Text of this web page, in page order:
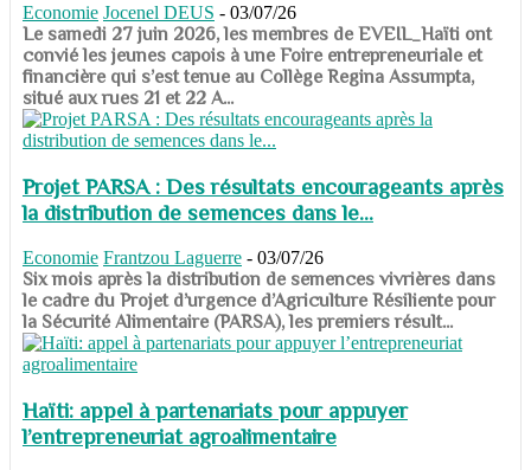
Economie Jocenel DEUS - 03/07/26
Le samedi 27 juin 2026, les membres de EVEIL_Haïti ont
convié les jeunes capois à une Foire entrepreneuriale et
financière qui s’est tenue au Collège Regina Assumpta,
situé aux rues 21 et 22 A...
Projet PARSA : Des résultats encourageants après
la distribution de semences dans le...
Economie Frantzou Laguerre - 03/07/26
​​​​​​​Six mois après la distribution de semences vivrières dans
le cadre du Projet d’urgence d’Agriculture Résiliente pour
la Sécurité Alimentaire (PARSA), les premiers résult...
Haïti: appel à partenariats pour appuyer
l’entrepreneuriat agroalimentaire